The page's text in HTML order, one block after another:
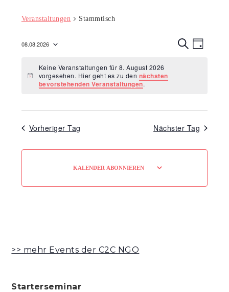
Veranstaltungen Stammtisch
T
08.08.2026
wählen.
Hinweis
Keine Veranstaltungen für 8. August 2026
vorgesehen. Hier geht es zu den nächsten
bevorstehenden Veranstaltungen.
Vorheriger Tag Nächster Tag
KALENDER ABONNIEREN
>> mehr Events der C2C NGO
Starterseminar